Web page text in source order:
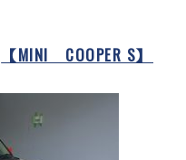
【MINI COOPER S】